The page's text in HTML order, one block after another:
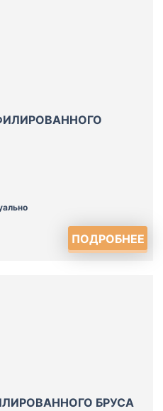
ПОДРОБНЕЕ
БРУСА